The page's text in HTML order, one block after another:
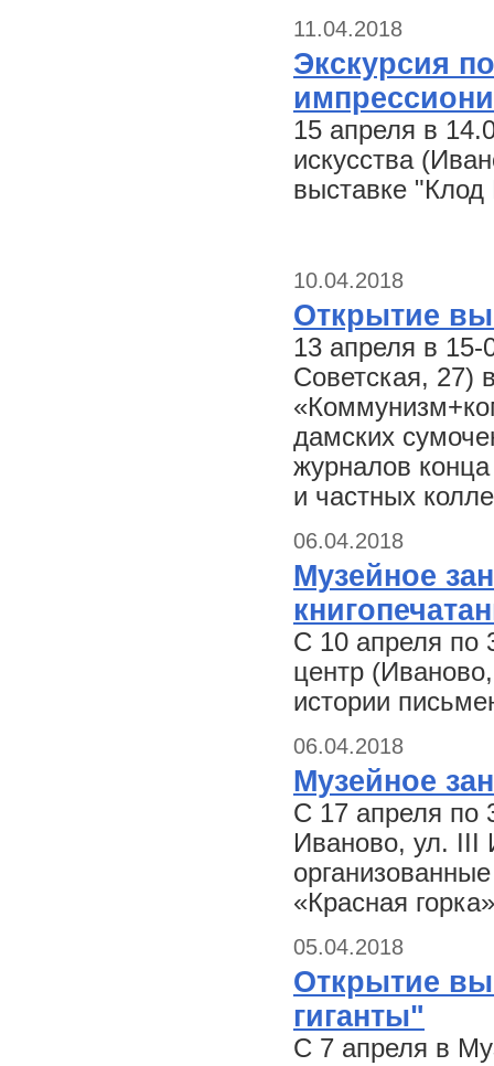
11.04.2018
Экскурсия
15 апреля в
искусства
выставке
10.04.2018
Открытие
13 апреля в 15-
Советская, 27)
дамских
журналов
и частных
06.04.2018
Музейное
С 10 апреля по
центр
истории
06.04.2018
Музейное
С 17 апреля по
Иваново, ул. III
«Красная
05.04.2018
Открытие
гиганты"
С 7 апреля в